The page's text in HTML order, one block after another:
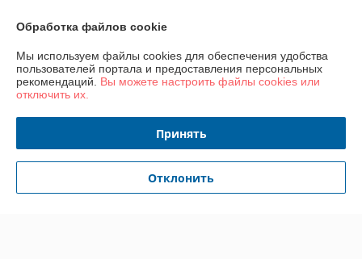
Контакты
Доставка и оплата
График работы
Политика обработки cookies
Обработка файлов cookie
Мы используем файлы cookies для обеспечения удобства
пользователей портала и предоставления персональных
рекомендаций. Вы можете настроить файлы cookies или
отключить их.
Принять
Отклонить